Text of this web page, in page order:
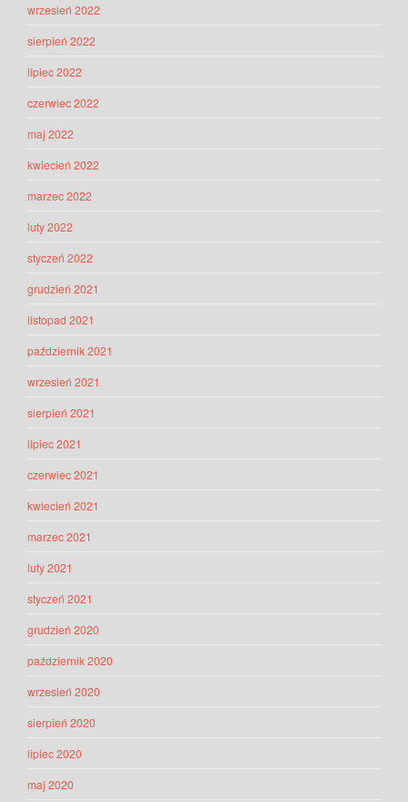
wrzesień 2022
sierpień 2022
lipiec 2022
czerwiec 2022
maj 2022
kwiecień 2022
marzec 2022
luty 2022
styczeń 2022
grudzień 2021
listopad 2021
październik 2021
wrzesień 2021
sierpień 2021
lipiec 2021
czerwiec 2021
kwiecień 2021
marzec 2021
luty 2021
styczeń 2021
grudzień 2020
październik 2020
wrzesień 2020
sierpień 2020
lipiec 2020
maj 2020